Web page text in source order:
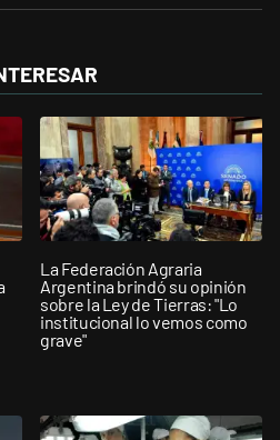
La Federación Agraria
Argentina brindó su opinión
sobre la Ley de Tierras: "Lo
institucional lo vemos como
grave"